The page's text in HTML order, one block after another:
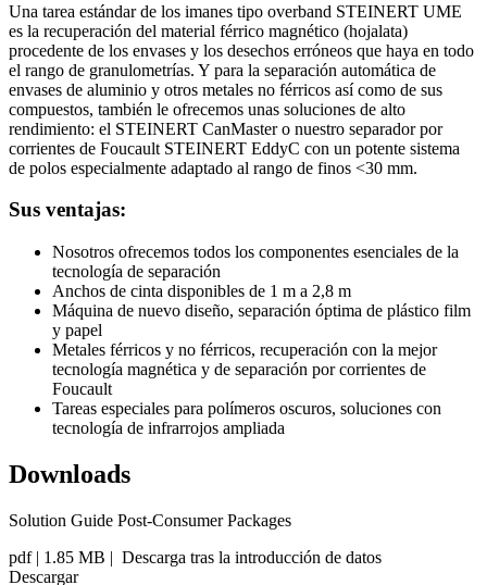
Una tarea estándar de los imanes tipo overband STEINERT UME
es la recuperación del material férrico magnético (hojalata)
procedente de los envases y los desechos erróneos que haya en todo
el rango de granulometrías. Y para la separación automática de
envases de aluminio y otros metales no férricos así como de sus
compuestos, también le ofrecemos unas soluciones de alto
rendimiento: el STEINERT CanMaster o nuestro separador por
corrientes de Foucault STEINERT EddyC con un potente sistema
de polos especialmente adaptado al rango de finos <30 mm.
Sus ventajas:
Nosotros ofrecemos todos los componentes esenciales de la
tecnología de separación
Anchos de cinta disponibles de 1 m a 2,8 m
Máquina de nuevo diseño, separación óptima de plástico film
y papel
Metales férricos y no férricos, recuperación con la mejor
tecnología magnética y de separación por corrientes de
Foucault
Tareas especiales para polímeros oscuros, soluciones con
tecnología de infrarrojos ampliada
Downloads
Solution Guide Post-Consumer Packages
pdf| 1.85 MB | Descarga tras la introducción de datos
Descargar